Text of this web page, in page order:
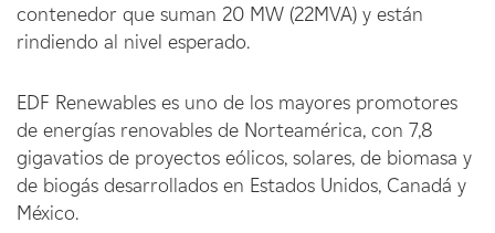
contenedor que suman 20 MW (22MVA) y están
rindiendo al nivel esperado.
EDF Renewables es uno de los mayores promotores
de energías renovables de Norteamérica, con 7,8
gigavatios de proyectos eólicos, solares, de biomasa y
de biogás desarrollados en Estados Unidos, Canadá y
México.